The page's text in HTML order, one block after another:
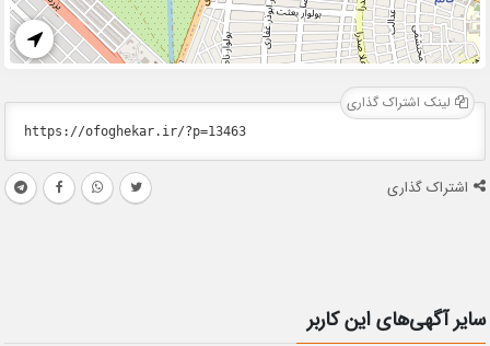
لینک اشتراک گذاری
اشتراک گذاری
سایر آگهی‌های این کاربر